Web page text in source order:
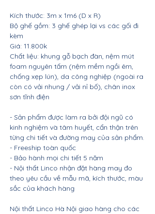
Kích thước: 3m x 1m6 (D x R)
Bộ ghế gồm: 3 ghế ghép lại vs các gối đi
kèm
Giá: 11.800k
Chất liệu: khung gỗ bạch đàn, nệm mút
foam nguyên tấm (nệm mềm ngồi êm,
chống xẹp lún), da công nghiệp (ngoài ra
còn có vải nhung / vải nỉ bố), chân inox
sơn tĩnh điện
- Sản phẩm được làm ra bởi đội ngũ có
kinh nghiệm và tâm huyết, cẩn thận trên
từng chi tiết và đường may của sản phẩm.
- Freeship toàn quốc
- Bảo hành mọi chi tiết 5 năm
- Nội thất Linco nhận đặt hàng may đo
theo yêu cầu về mẫu mã, kích thước, màu
sắc của khách hàng
Nội thất Linco Hà Nội giao hàng cho các